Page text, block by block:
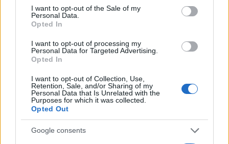
consent section.
I want to opt-out of the Sale of my
Personal Data.
Opted In
I want to opt-out of processing my
Personal Data for Targeted Advertising.
Opted In
I want to opt-out of Collection, Use,
Retention, Sale, and/or Sharing of my
Personal Data that Is Unrelated with the
Purposes for which it was collected.
Opted Out
Google consents
Notizie La Maddalena
Ospedale Paolo Merlo
Pietro Fortuna
Notizie in tempo reale?
GalluraOggi.it
Inviaci le tue segnalazioni,